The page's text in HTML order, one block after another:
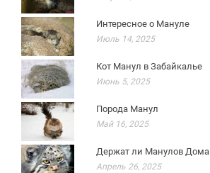
Интересное о Мануле
Июль 14, 2025
Кот Манул в Забайкалье
Июнь 5, 2025
Порода Манул
Май 16, 2025
Держат ли Манулов Дома
Апрель 26, 2025